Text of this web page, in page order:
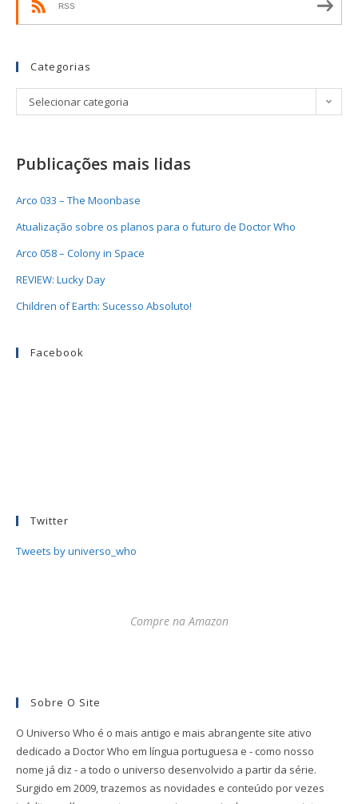
RSS
Categorias
Selecionar categoria
Publicações mais lidas
Arco 033 – The Moonbase
Atualização sobre os planos para o futuro de Doctor Who
Arco 058 – Colony in Space
REVIEW: Lucky Day
Children of Earth: Sucesso Absoluto!
Facebook
Twitter
Tweets by universo_who
Compre na Amazon
Sobre O Site
O Universo Who é o mais antigo e mais abrangente site ativo
dedicado a Doctor Who em língua portuguesa e - como nosso
nome já diz - a todo o universo desenvolvido a partir da série.
Surgido em 2009, trazemos as novidades e conteúdo por vezes